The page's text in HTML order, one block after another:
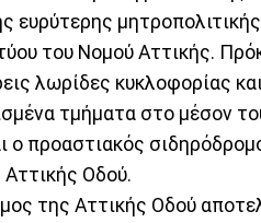
ευρύτερης
του Νομού Αττικής.
λωρίδες κυκλοφορίας
τμήματα στο μέσον
ο προαστιακός
Οδού.
της Αττικής Οδού